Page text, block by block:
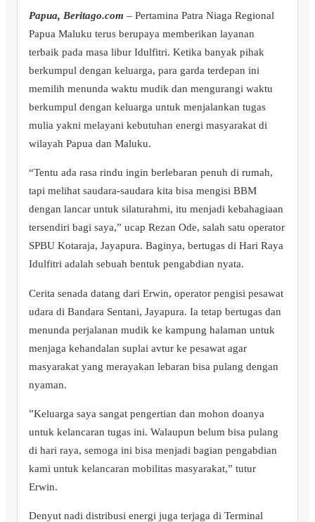
Papua, Beritago.com – Pertamina Patra Niaga Regional
Papua Maluku terus berupaya memberikan layanan
terbaik pada masa libur Idulfitri. Ketika banyak pihak
berkumpul dengan keluarga, para garda terdepan ini
memilih menunda waktu mudik dan mengurangi waktu
berkumpul dengan keluarga untuk menjalankan tugas
mulia yakni melayani kebutuhan energi masyarakat di
wilayah Papua dan Maluku.
​“Tentu ada rasa rindu ingin berlebaran penuh di rumah,
tapi melihat saudara-saudara kita bisa mengisi BBM
dengan lancar untuk silaturahmi, itu menjadi kebahagiaan
tersendiri bagi saya,” ucap Rezan Ode, salah satu operator
SPBU Kotaraja, Jayapura. Baginya, bertugas di Hari Raya
Idulfitri adalah sebuah bentuk pengabdian nyata.
​Cerita senada datang dari Erwin, operator pengisi pesawat
udara di Bandara Sentani, Jayapura. Ia tetap bertugas dan
menunda perjalanan mudik ke kampung halaman untuk
menjaga kehandalan suplai avtur ke pesawat agar
masyarakat yang merayakan lebaran bisa pulang dengan
nyaman.
​”Keluarga saya sangat pengertian dan mohon doanya
untuk kelancaran tugas ini. Walaupun belum bisa pulang
di hari raya, semoga ini bisa menjadi bagian pengabdian
kami untuk kelancaran mobilitas masyarakat,” tutur
Erwin.
​Denyut nadi distribusi energi juga terjaga di Terminal